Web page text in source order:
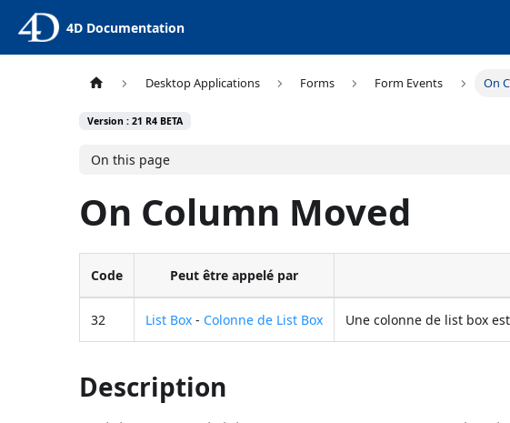
4D Documentation
Desktop Applications Forms Form Events On
Version : 21 R4 BETA
On this page
On Column Moved
Code Peut être appelé par
32 List Box - Colonne de List Box Une colonne de list box
Description